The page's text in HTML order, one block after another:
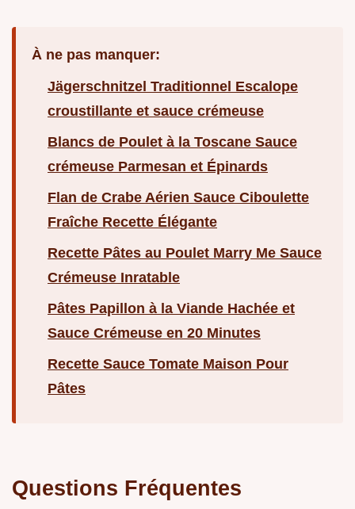
À ne pas manquer:
Jägerschnitzel Traditionnel Escalope
croustillante et sauce crémeuse
Blancs de Poulet à la Toscane Sauce
crémeuse Parmesan et Épinards
Flan de Crabe Aérien Sauce Ciboulette
Fraîche Recette Élégante
Recette Pâtes au Poulet Marry Me Sauce
Crémeuse Inratable
Pâtes Papillon à la Viande Hachée et
Sauce Crémeuse en 20 Minutes
Recette Sauce Tomate Maison Pour
Pâtes
Questions Fréquentes